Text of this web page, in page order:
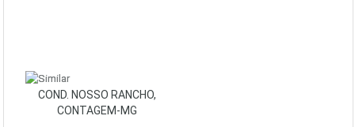
COND. NOSSO RANCHO,
CONTAGEM-MG